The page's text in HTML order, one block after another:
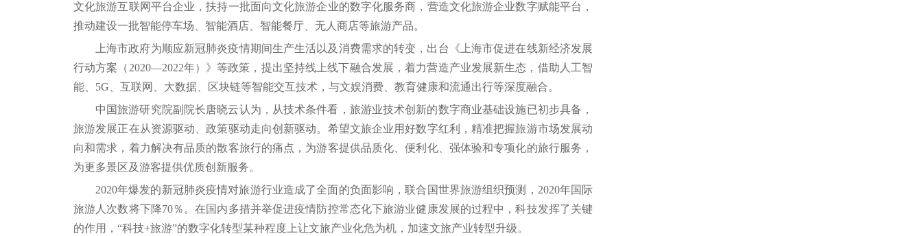
文化旅游互联网平台企业，扶持一批面向文化旅游企业的数字化服务商，营造文化旅游企业数字赋能平台，
推动建设一批智能停车场、智能酒店、智能餐厅、无人商店等旅游产品。
上海市政府为顺应新冠肺炎疫情期间生产生活以及消费需求的转变，出台《上海市促进在线新经济发展
行动方案（2020—2022年）》等政策，提出坚持线上线下融合发展，着力营造产业发展新生态，借助人工智
能、5G、互联网、大数据、区块链等智能交互技术，与文娱消费、教育健康和流通出行等深度融合。
中国旅游研究院副院长唐晓云认为，从技术条件看，旅游业技术创新的数字商业基础设施已初步具备，
旅游发展正在从资源驱动、政策驱动走向创新驱动。希望文旅企业用好数字红利，精准把握旅游市场发展动
向和需求，着力解决有品质的散客旅行的痛点，为游客提供品质化、便利化、强体验和专项化的旅行服务，
为更多景区及游客提供优质创新服务。
2020年爆发的新冠肺炎疫情对旅游行业造成了全面的负面影响，联合国世界旅游组织预测，2020年国际
旅游人次数将下降70％。在国内多措并举促进疫情防控常态化下旅游业健康发展的过程中，科技发挥了关键
的作用，“科技+旅游”的数字化转型某种程度上让文旅产业化危为机，加速文旅产业转型升级。